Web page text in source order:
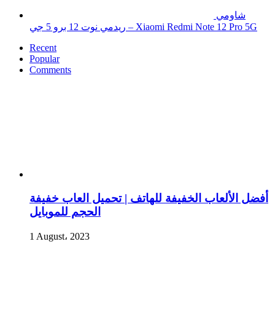
شاومي
ريدمي نوت 12 برو 5 جي – Xiaomi Redmi Note 12 Pro 5G
Recent
Popular
Comments
أفضل الألعاب الخفيفة للهاتف | تحميل العاب خفيفة
الحجم للموبايل
1 August، 2023